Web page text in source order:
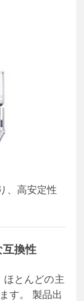
、高安定性
換性
ほとんどの主
す。 製品出